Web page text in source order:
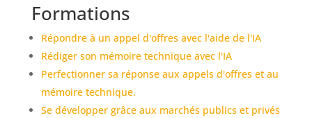
Formations
Répondre à un appel d'offres avec l'aide de l'IA
Rédiger son mémoire technique avec l'IA
Perfectionner sa réponse aux appels d'offres et au
mémoire technique.
Se développer grâce aux marchés publics et privés